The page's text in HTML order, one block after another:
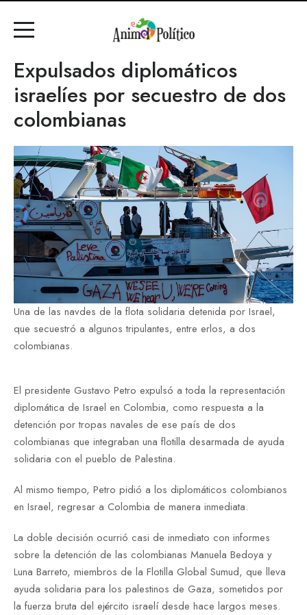
Expulsados diplomáticos
israelíes por secuestro de dos
colombianas
Una de las navdes de la flota solidaria detenida por Israel,
que secuestró a algunos tripulantes, entre erlos, a dos
colombianas.
El presidente Gustavo Petro expulsó a toda la representación
diplomática de Israel en Colombia, como respuesta a la
detención por tropas navales de ese país de dos
colombianas que integraban una flotilla desarmada de ayuda
solidaria con el pueblo de Palestina.
Al mismo tiempo, Petro pidió a los diplomáticos colombianos
en Israel, regresar a Colombia de manera inmediata.
La doble decisión ocurrió casi de inmediato con informes
sobre la detención de las colombianas Manuela Bedoya y
Luna Barreto, miembros de la Flotilla Global Sumud, que lleva
ayuda solidaria para los palestinos de Gaza, sometidos por
la fuerza bruta del ejército israelí desde hace largos meses.